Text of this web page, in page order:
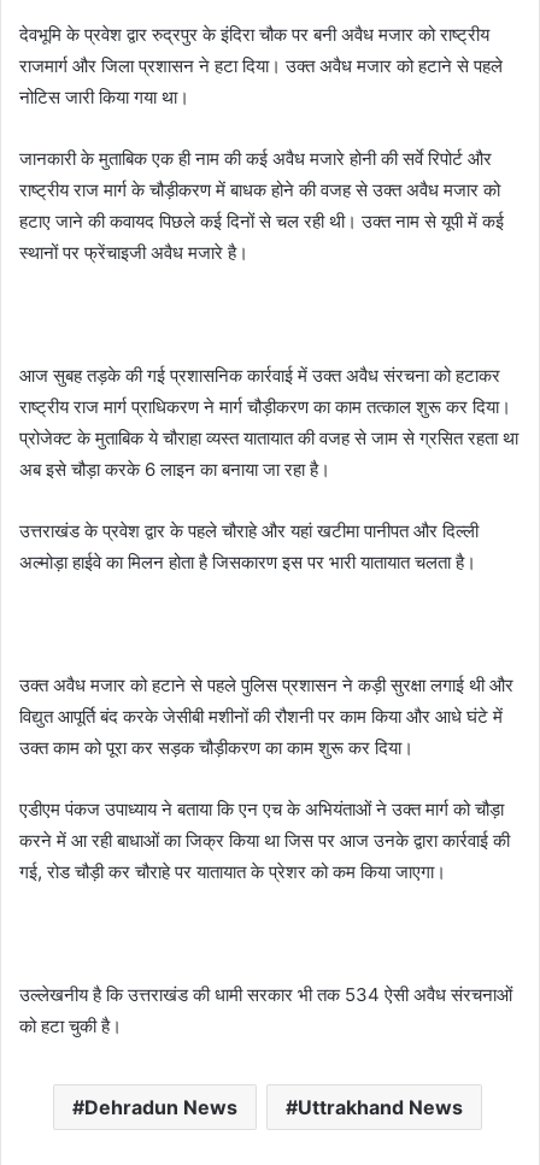
देवभूमि के प्रवेश द्वार रुद्रपुर के इंदिरा चौक पर बनी अवैध मजार को राष्ट्रीय
राजमार्ग और जिला प्रशासन ने हटा दिया। उक्त अवैध मजार को हटाने से पहले
नोटिस जारी किया गया था।
जानकारी के मुताबिक एक ही नाम की कई अवैध मजारे होनी की सर्वे रिपोर्ट और
राष्ट्रीय राज मार्ग के चौड़ीकरण में बाधक होने की वजह से उक्त अवैध मजार को
हटाए जाने की कवायद पिछले कई दिनों से चल रही थी। उक्त नाम से यूपी में कई
स्थानों पर फ्रेंचाइजी अवैध मजारे है।
आज सुबह तड़के की गई प्रशासनिक कार्रवाई में उक्त अवैध संरचना को हटाकर
राष्ट्रीय राज मार्ग प्राधिकरण ने मार्ग चौड़ीकरण का काम तत्काल शुरू कर दिया।
प्रोजेक्ट के मुताबिक ये चौराहा व्यस्त यातायात की वजह से जाम से ग्रसित रहता था
अब इसे चौड़ा करके 6 लाइन का बनाया जा रहा है।
उत्तराखंड के प्रवेश द्वार के पहले चौराहे और यहां खटीमा पानीपत और दिल्ली
अल्मोड़ा हाईवे का मिलन होता है जिसकारण इस पर भारी यातायात चलता है।
उक्त अवैध मजार को हटाने से पहले पुलिस प्रशासन ने कड़ी सुरक्षा लगाई थी और
विद्युत आपूर्ति बंद करके जेसीबी मशीनों की रौशनी पर काम किया और आधे घंटे में
उक्त काम को पूरा कर सड़क चौड़ीकरण का काम शुरू कर दिया।
एडीएम पंकज उपाध्याय ने बताया कि एन एच के अभियंताओं ने उक्त मार्ग को चौड़ा
करने में आ रही बाधाओं का जिक्र किया था जिस पर आज उनके द्वारा कार्रवाई की
गई, रोड चौड़ी कर चौराहे पर यातायात के प्रेशर को कम किया जाएगा।
उल्लेखनीय है कि उत्तराखंड की धामी सरकार भी तक 534 ऐसी अवैध संरचनाओं
को हटा चुकी है।
Dehradun News Uttrakhand News